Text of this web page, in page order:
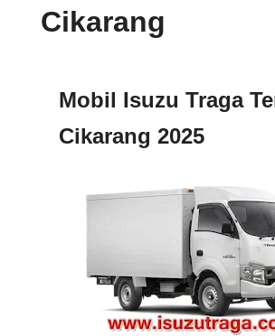
Cikarang
Mobil Isuzu Traga
Cikarang 2025